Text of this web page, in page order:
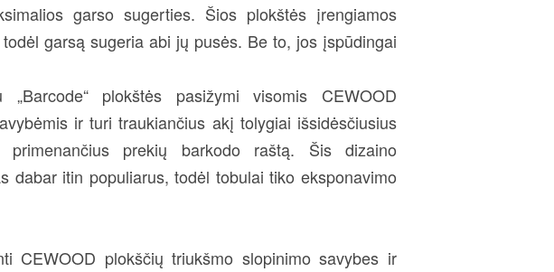
garso sugerties. Šios plokštės įrengiamos
garsą sugeria abi jų pusės. Be to, jos įspūdingai
„Barcode“ plokštės pasižymi visomis CEWOOD
ir turi traukiančius akį tolygiai išsidėsčiusius
primenančius prekių barkodo raštą. Šis dizaino
dabar itin populiarus, todėl tobulai tiko eksponavimo
CEWOOD plokščių triukšmo slopinimo savybes ir